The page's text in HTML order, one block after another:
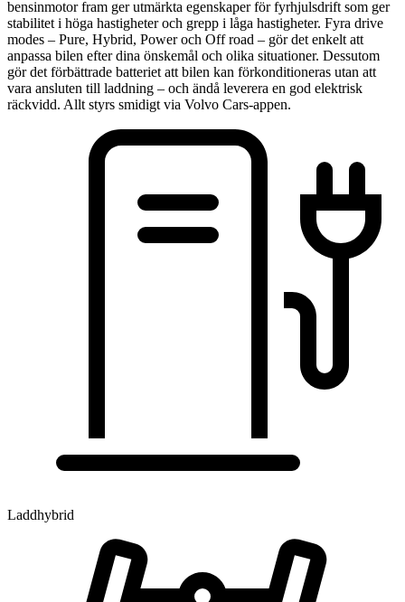
bensinmotor fram ger utmärkta egenskaper för fyrhjulsdrift ­som ger
stabilitet i höga hastigheter och grepp i låga hastigheter. Fyra drive
modes – Pure, Hybrid, Power och Off road – gör det enkelt att
anpassa bilen efter dina önskemål och olika situationer. Dessutom
gör det förbättrade batteriet att bilen kan förkonditioneras utan att
vara ansluten till laddning – och ändå leverera en god elektrisk
räckvidd. Allt styrs smidigt via Volvo Cars-appen.
Laddhybrid